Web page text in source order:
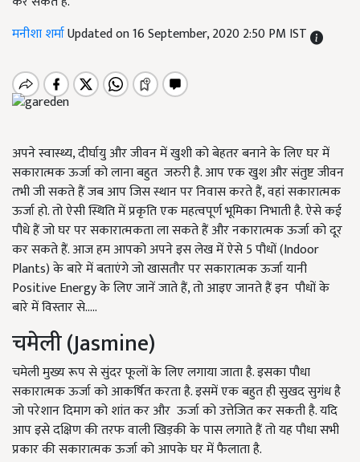
मनीशा शर्माUpdated on 16 September, 2020 2:50 PM IST
अपने स्वास्थ्य, दीर्घायु और जीवन में खुशी को बेहतर बनाने के लिए घर में
सकारात्मक ऊर्जा को लाना बहुत जरुरी है. आप एक खुश और संतुष्ट जीवन
तभी जी सकते हैं जब आप जिस स्थान पर निवास करते हैं, वहां सकारात्मक
ऊर्जा हो. तो ऐसी स्थिति में प्रकृति एक महत्वपूर्ण भूमिका निभाती है. ऐसे कई
पौधे हैं जो घर पर सकारात्मकता ला सकते हैं और नकारात्मक ऊर्जा को दूर
कर सकते हैं. आज हम आपको अपने इस लेख में ऐसे 5 पौधों (Indoor
Plants) के बारे में बताएंगे जो खासतौर पर सकारात्मक ऊर्जा यानी
Positive Energy के लिए जानें जाते हैं, तो आइए जानते हैं इन पौधों के
बारे में विस्तार से.....
चमेली (Jasmine)
चमेली मुख्य रूप से सुंदर फूलों के लिए लगाया जाता है. इसका पौधा
सकारात्मक ऊर्जा को आकर्षित करता है. इसमें एक बहुत ही सुखद सुगंध है
जो परेशान दिमाग को शांत कर और ऊर्जा को उत्तेजित कर सकती है. यदि
आप इसे दक्षिण की तरफ वाली खिड़की के पास लगाते हैं तो यह पौधा सभी
प्रकार की सकारात्मक ऊर्जा को आपके घर में फैलाता है.